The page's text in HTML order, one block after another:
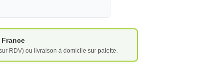
RDV) ou livraison à domicile sur palette.